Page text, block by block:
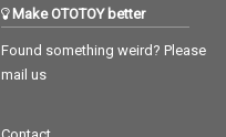
Make OTOTOY better
Found something weird? Please
mail us